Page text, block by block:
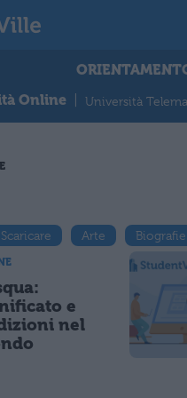
Online
Università
Arte Biografie
e
nel